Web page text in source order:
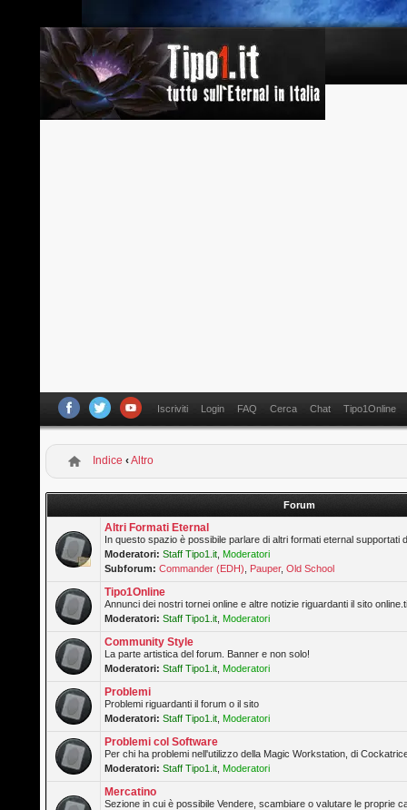
Iscriviti Login FAQ Cerca Chat Tipo1Online
Indice ‹Altro
Forum
Altri Formati Eternal
In questo spazio è possibile parlare di altri formati eternal supportati
Moderatori: Staff Tipo1.it Moderatori
Subforum:Commander (EDH) Pauper,Old School
Tipo1Online
Annunci dei nostri tornei online e altre notizie riguardanti il sito
Moderatori: Staff Tipo1.it Moderatori
Community Style
La parte artistica del forum. Banner e non solo!
Moderatori: Staff Tipo1.it Moderatori
Problemi
Problemi riguardanti il forum o il sito
Moderatori: Staff Tipo1.it Moderatori
Problemi col Software
Per chi ha problemi nell'utilizzo della Magic Workstation, di
Moderatori: Staff Tipo1.it Moderatori
Mercatino
Sezione in cui è possibile Vendere, scambiare o valutare le proprie